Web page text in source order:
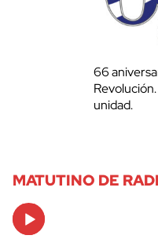
66
unidad.
MATUTINO DE
Audio
Player